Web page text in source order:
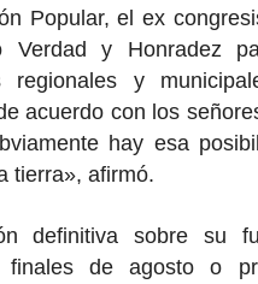
Popular, el ex
Verdad y Honradez
regionales y
acuerdo con los
hay esa
tierra», afirmó.
definitiva sobre su
finales de agosto o